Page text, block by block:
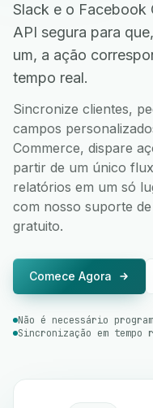
Slack e o Facebook
API segura para
um, a ação
tempo real.
Sincronize clientes,
campos
Commerce, dispare
partir de um único
relatórios em um só
com nosso suporte
gratuito.
Comece Agora
Não é necessário
Sincronização em tempo